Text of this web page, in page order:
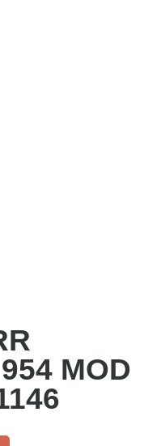
MOD